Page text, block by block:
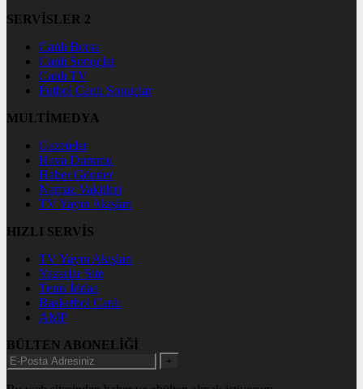
SERVİSLER 2
Canlı Borsa
Canlı Sonuçlar
Canlı TV
Futbol Canlı Sonuçlar
MULTİMEDYA
Gazeteler
Hava Durumu
Haber Gönder
Namaz Vakitleri
TV Yayın Akışları
HIZLI SERVİS
TV Yayın Akışları
Yazarlar Site
Tenis İddaa
Basketbol Canlı
AMP
BÜLTEN ABONELİĞİ
+